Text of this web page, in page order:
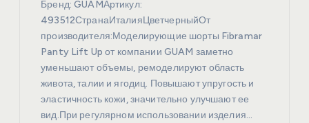
Бренд: GUAMАртикул:
493512СтранаИталияЦветчерныйОт
производителя:Моделирующие шорты Fibramar
Panty Lift Up от компании GUAM заметно
уменьшают объемы, ремоделируют область
живота, талии и ягодиц. Повышают упругость и
эластичность кожи, значительно улучшают ее
вид.При регулярном использовании изделия…